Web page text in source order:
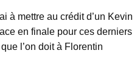
à mettre au crédit d’un Kevin
en finale pour ces derniers
l’on doit à Florentin